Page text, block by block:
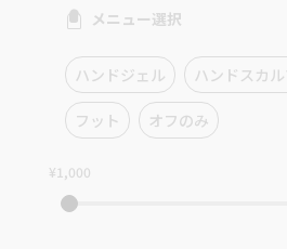
メニュー選択
ハンドジェル ハンドスカル
フット オフのみ
¥1,000